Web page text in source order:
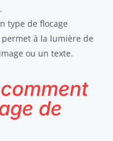
type de flocage
à la lumière de
ou un texte.
de